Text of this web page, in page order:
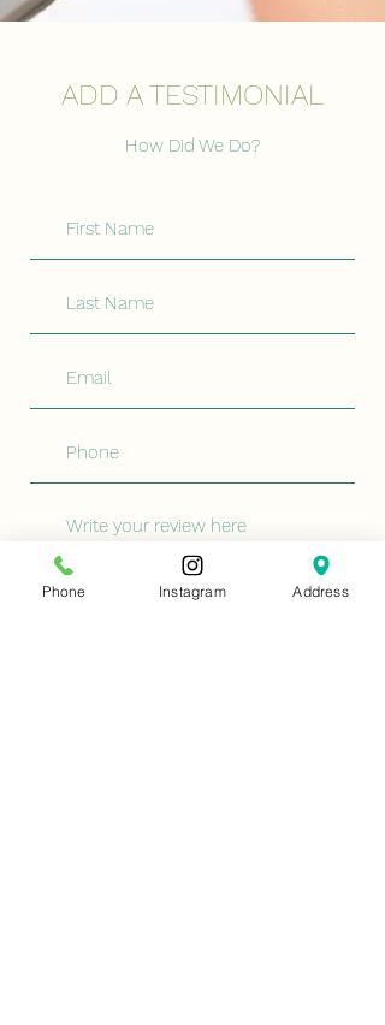
ADD A TESTIMONIAL
How Did We Do?
Phone Instagram Address